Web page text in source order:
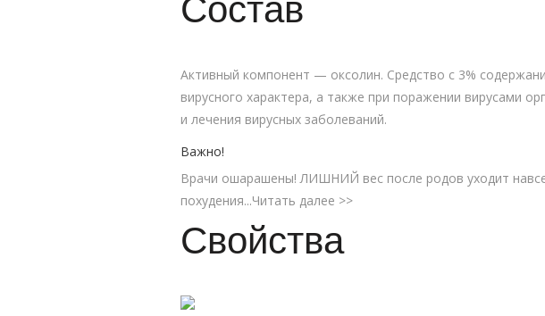
Состав
Активный компонент — оксолин. Средство с 3%
вирусного характера, а также при поражении вирусами
и лечения вирусных заболеваний.
Важно!
Врачи ошарашены! ЛИШНИЙ вес после родов уходит
похудения...Читать далее >>
Свойства